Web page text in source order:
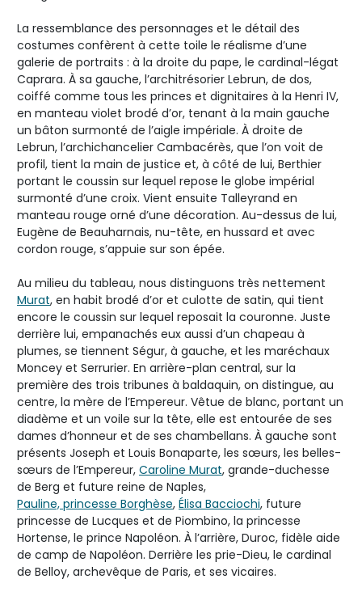
La ressemblance des personnages et le détail des
costumes confèrent à cette toile le réalisme d’une
galerie de portraits : à la droite du pape, le cardinal-légat
Caprara. À sa gauche, l’architrésorier Lebrun, de dos,
coiffé comme tous les princes et dignitaires à la Henri IV,
en manteau violet brodé d’or, tenant à la main gauche
un bâton surmonté de l’aigle impériale. À droite de
Lebrun, l’archichancelier Cambacérès, que l’on voit de
profil, tient la main de justice et, à côté de lui, Berthier
portant le coussin sur lequel repose le globe impérial
surmonté d’une croix. Vient ensuite Talleyrand en
manteau rouge orné d’une décoration. Au-dessus de lui,
Eugène de Beauharnais, nu-tête, en hussard et avec
cordon rouge, s’appuie sur son épée.
Au milieu du tableau, nous distinguons très nettement
Murat, en habit brodé d’or et culotte de satin, qui tient
encore le coussin sur lequel reposait la couronne. Juste
derrière lui, empanachés eux aussi d’un chapeau à
plumes, se tiennent Ségur, à gauche, et les maréchaux
Moncey et Serrurier. En arrière-plan central, sur la
première des trois tribunes à baldaquin, on distingue, au
centre, la mère de l’Empereur. Vêtue de blanc, portant un
diadème et un voile sur la tête, elle est entourée de ses
dames d’honneur et de ses chambellans. À gauche sont
présents Joseph et Louis Bonaparte, les sœurs, les belles-
sœurs de l’Empereur, Caroline Murat, grande-duchesse
de Berg et future reine de Naples,
Pauline, princesse Borghèse, Élisa Bacciochi, future
princesse de Lucques et de Piombino, la princesse
Hortense, le prince Napoléon. À l’arrière, Duroc, fidèle aide
de camp de Napoléon. Derrière les prie-Dieu, le cardinal
de Belloy, archevêque de Paris, et ses vicaires.